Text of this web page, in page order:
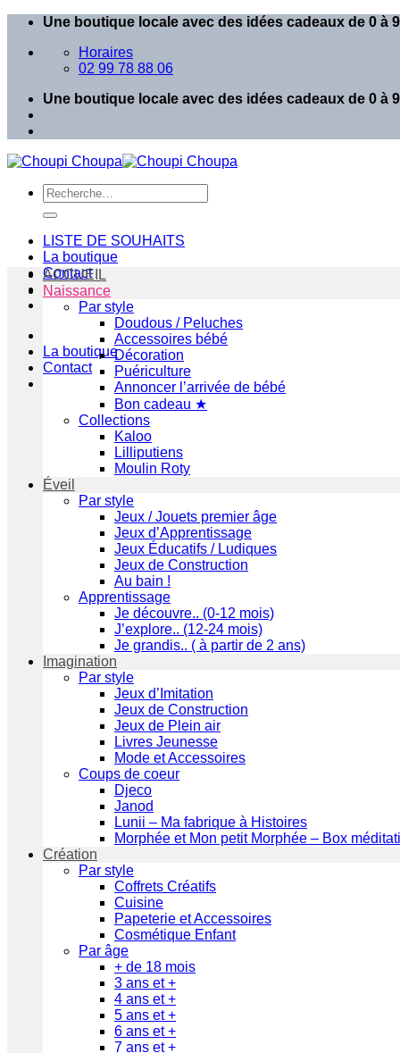
Passer
contenu
Une boutique locale avec des idées cadeaux de 0 à
Horaires
02 99 78 88 06
Une boutique locale avec des idées cadeaux de 0 à
Recherche
pour :
LISTE DE SOUHAITS
La boutique
Contact
La boutique
Contact
ACCUEIL
Naissance
Par style
Doudous / Peluches
Accessoires bébé
Décoration
Puériculture
Annoncer l’arrivée de bébé
Bon cadeau ★
Collections
Kaloo
Lilliputiens
Moulin Roty
Éveil
Par style
Jeux / Jouets premier âge
Jeux d’Apprentissage
Jeux Éducatifs / Ludiques
Jeux de Construction
Au bain !
Apprentissage
Je découvre.. (0-12 mois)
J’explore.. (12-24 mois)
Je grandis.. ( à partir de 2 ans)
Imagination
Par style
Jeux d’Imitation
Jeux de Construction
Jeux de Plein air
Livres Jeunesse
Mode et Accessoires
Coups de coeur
Djeco
Janod
Lunii – Ma fabrique à Histoires
Morphée et Mon petit Morphée – Box
Création
Par style
Coffrets Créatifs
Cuisine
Papeterie et Accessoires
Cosmétique Enfant
Par âge
+ de 18 mois
3 ans et +
4 ans et +
5 ans et +
6 ans et +
7 ans et +